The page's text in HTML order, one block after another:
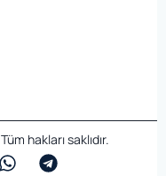
Tüm hakları saklıdır.